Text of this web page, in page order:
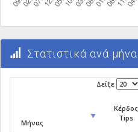
Στατιστικά ανά μήνα
Δείξε
Μήνας
Κέρδος
Tips